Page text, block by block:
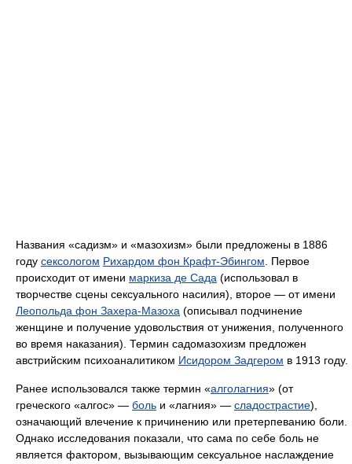
Названия «садизм» и «мазохизм» были предложены в 1886
году сексологом Рихардом фон Крафт-Эбингом . Первое
происходит от имени маркиза де Сада (использовал в
творчестве сцены сексуального насилия), второе — от имени
Леопольда фон Захера-Мазоха (описывал подчинение
женщине и получение удовольствия от унижения, полученного
во время наказания). Термин садомазохизм предложен
австрийским психоаналитиком Исидором Задгером в 1913 году.
Ранее использовался также термин «алголагния» (от
греческого «алгос» — боль и «лагния» — сладострастие),
означающий влечение к причинению или претерпеванию боли.
Однако исследования показали, что сама по себе боль не
является фактором, вызывающим сексуальное наслаждение